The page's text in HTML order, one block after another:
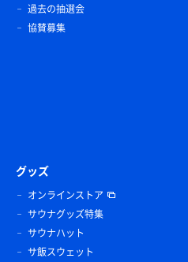
過去の抽選会
協賛募集
グッズ
オンラインストア
サウナグッズ特集
サウナハット
サ飯スウェット